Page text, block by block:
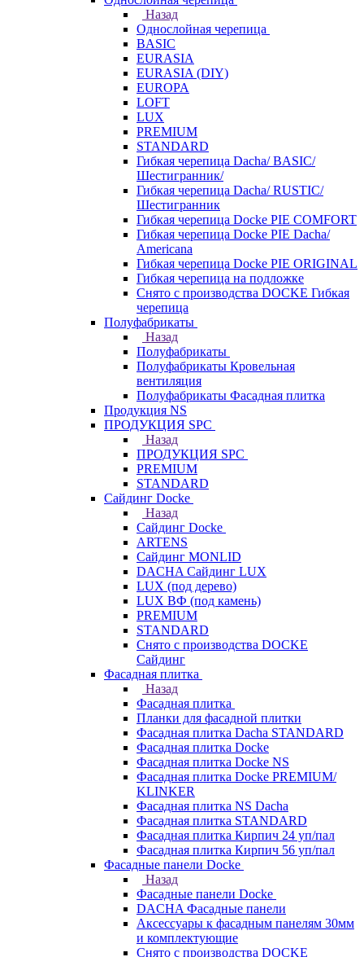
Назад
Однослойная черепица
BASIC
EURASIA
EURASIA (DIY)
EUROPA
LOFT
LUX
PREMIUM
STANDARD
Гибкая черепица Dacha/ BASIC/
Шестигранник/
Гибкая черепица Dacha/ RUSTIC/
Шестигранник
Гибкая черепица Docke PIE COMFORT
Гибкая черепица Docke PIE Dacha/
Americana
Гибкая черепица Docke PIE ОRIGINАL
Гибкая черепица на подложке
Снято с производства DOCKE Гибкая
черепица
Полуфабрикаты
Назад
Полуфабрикаты
Полуфабрикаты Кровельная
вентиляция
Полуфабрикаты Фасадная плитка
Продукция NS
ПРОДУКЦИЯ SPC
Назад
ПРОДУКЦИЯ SPC
PREMIUM
STANDARD
Сайдинг Docke
Назад
Сайдинг Docke
ARTENS
Cайдинг MONLID
DACHA Сайдинг LUX
LUX (под дерево)
LUX ВФ (под камень)
PREMIUM
STANDARD
Снято с производства DOCKE
Сайдинг
Фасадная плитка
Назад
Фасадная плитка
Планки для фасадной плитки
Фасадная плитка Dacha STANDARD
Фасадная плитка Docke
Фасадная плитка Docke NS
Фасадная плитка Docke PREMIUM/
KLINKER
Фасадная плитка NS Dacha
Фасадная плитка STANDARD
Фасадная плитка Кирпич 24 уп/пал
Фасадная плитка Кирпич 56 уп/пал
Фасадные панели Docke
Назад
Фасадные панели Docke
DACHA Фасадные панели
Аксессуары к фасадным панелям 30мм
и комплектующие
Снято с производства DOCKE